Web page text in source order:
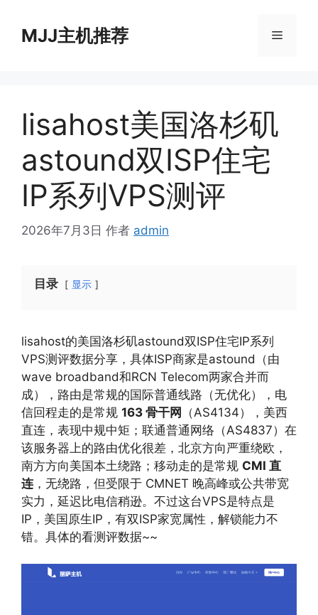
MJJ主机推荐 菜
lisahost美国洛杉矶
astound双ISP住宅
IP系列VPS测评
2026年7月3日 作者 admin
目录 显示
lisahost的美国洛杉矶astound双ISP住宅IP系列
VPS测评数据分享，具体ISP商家是astound（由
wave broadband和RCN Telecom两家合并而
成），路由是常规的国际普通线路（无优化），电
信回程走的是常规 163 骨干网 （AS4134），美西
直连，表现中规中矩；联通普通网络（AS4837）在
该服务器上的路由优化很差，北京方向严重绕欧，
南方方向美国本土绕路；移动走的是常规 CMI 直
连 ，无绕路，但受限于 CMNET 晚高峰或公共带宽
实力，延迟比电信稍逊。不过这台VPS是特点是
IP，美国原生IP，有双ISP家宽属性，解锁能力不
错。具体的看测评数据~~